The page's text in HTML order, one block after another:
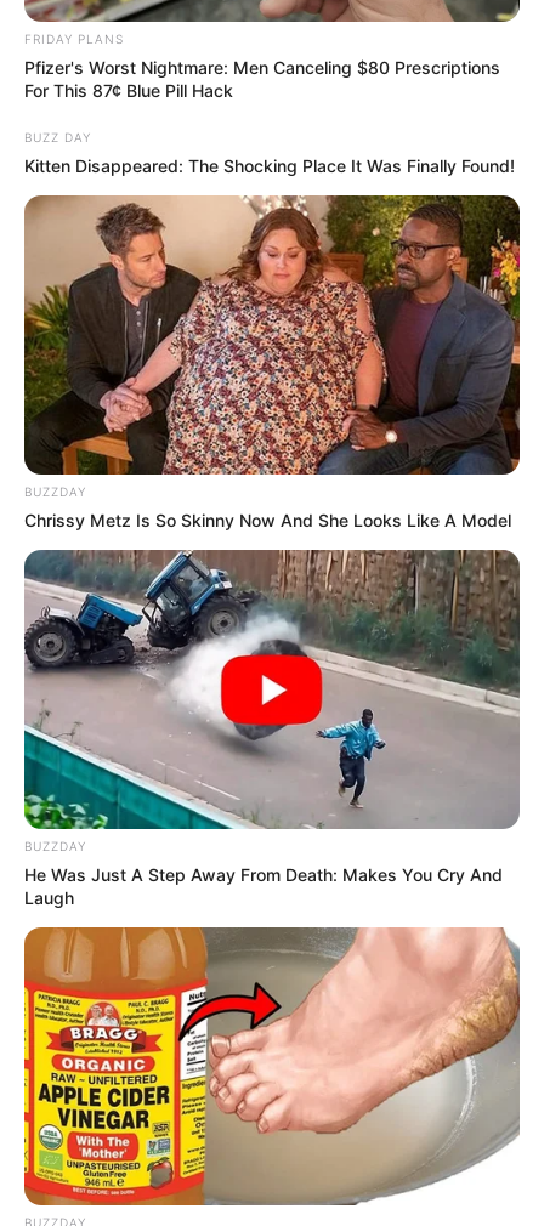
FRIDAY PLANS
Pfizer's Worst Nightmare: Men Canceling $80 Prescriptions
For This 87¢ Blue Pill Hack
BUZZ DAY
Kitten Disappeared: The Shocking Place It Was Finally Found!
BUZZDAY
Chrissy Metz Is So Skinny Now And She Looks Like A Model
BUZZDAY
He Was Just A Step Away From Death: Makes You Cry And
Laugh
BUZZDAY